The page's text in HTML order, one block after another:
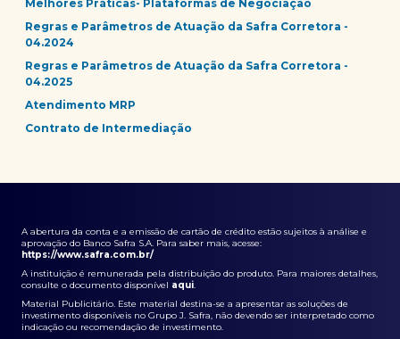
Melhores Práticas- Plataformas de Negociação
Regras e Parâmetros de Atuação da Safra Corretora -
04.2024
Regras e Parâmetros de Atuação da Safra Corretora -
04.2025
Atendimento MRP
Contrato de Intermediação
A abertura da conta e a emissão de cartão de crédito estão sujeitos à análise e
aprovação do Banco Safra S.A. Para saber mais, acesse:
https://www.safra.com.br/
A instituição é remunerada pela distribuição do produto. Para maiores detalhes,
consulte o documento disponível aqui.
Material Publicitário. Este material destina-se a apresentar as soluções de
investimento disponíveis no Grupo J. Safra, não devendo ser interpretado como
indicação ou recomendação de investimento.